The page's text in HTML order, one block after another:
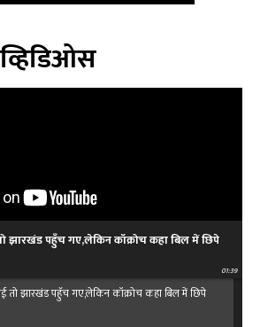
झारखंड पहुँच गए,लेकिन कॉक्रोच कहा बिल में छिपे
01:39
तो झारखंड पहुँच गए,लेकिन कॉक्रोच कहा बिल में छिपे